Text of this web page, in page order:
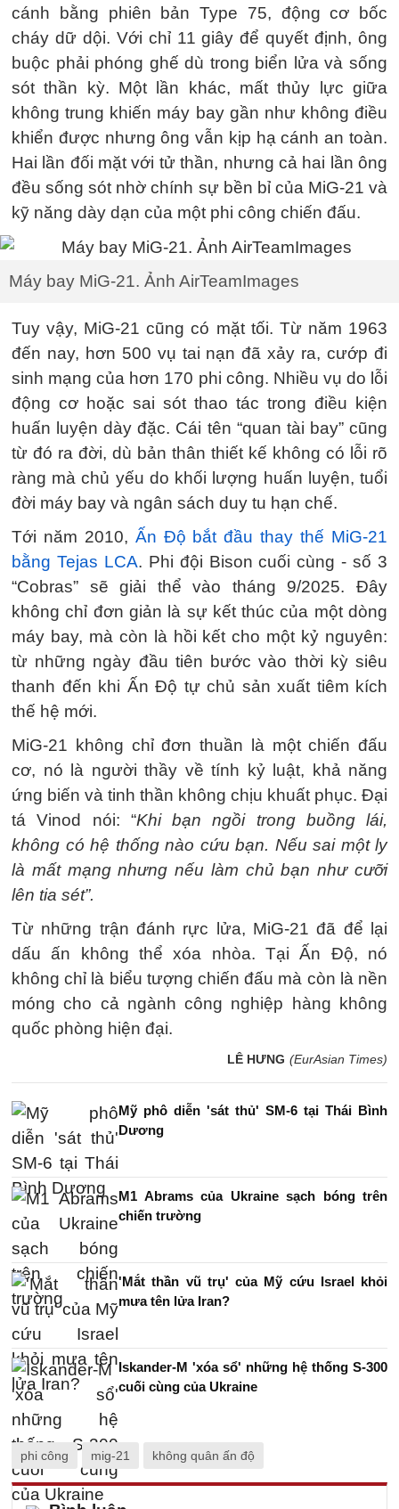
cánh bằng phiên bản Type 75, động cơ bốc
cháy dữ dội. Với chỉ 11 giây để quyết định, ông
buộc phải phóng ghế dù trong biển lửa và sống
sót thần kỳ. Một lần khác, mất thủy lực giữa
không trung khiến máy bay gần như không điều
khiển được nhưng ông vẫn kịp hạ cánh an toàn.
Hai lần đối mặt với tử thần, nhưng cả hai lần ông
đều sống sót nhờ chính sự bền bỉ của MiG-21 và
kỹ năng dày dạn của một phi công chiến đấu.
Máy bay MiG-21. Ảnh AirTeamImages
Tuy vậy, MiG-21 cũng có mặt tối. Từ năm 1963
đến nay, hơn 500 vụ tai nạn đã xảy ra, cướp đi
sinh mạng của hơn 170 phi công. Nhiều vụ do lỗi
động cơ hoặc sai sót thao tác trong điều kiện
huấn luyện dày đặc. Cái tên “quan tài bay” cũng
từ đó ra đời, dù bản thân thiết kế không có lỗi rõ
ràng mà chủ yếu do khối lượng huấn luyện, tuổi
đời máy bay và ngân sách duy tu hạn chế.
Tới năm 2010, Ấn Độ bắt đầu thay thế MiG-21
bằng Tejas LCA. Phi đội Bison cuối cùng - số 3
“Cobras” sẽ giải thể vào tháng 9/2025. Đây
không chỉ đơn giản là sự kết thúc của một dòng
máy bay, mà còn là hồi kết cho một kỷ nguyên:
từ những ngày đầu tiên bước vào thời kỳ siêu
thanh đến khi Ấn Độ tự chủ sản xuất tiêm kích
thế hệ mới.
MiG-21 không chỉ đơn thuần là một chiến đấu
cơ, nó là người thầy về tính kỷ luật, khả năng
ứng biến và tinh thần không chịu khuất phục. Đại
tá Vinod nói: “Khi bạn ngồi trong buồng lái,
không có hệ thống nào cứu bạn. Nếu sai một ly
là mất mạng nhưng nếu làm chủ bạn như cưỡi
lên tia sét”.
Từ những trận đánh rực lửa, MiG-21 đã để lại
dấu ấn không thể xóa nhòa. Tại Ấn Độ, nó
không chỉ là biểu tượng chiến đấu mà còn là nền
móng cho cả ngành công nghiệp hàng không
quốc phòng hiện đại.
LÊ HƯNG (EurAsian Times)
Mỹ phô diễn 'sát thủ' SM-6 tại Thái Bình
Dương
M1 Abrams của Ukraine sạch bóng trên
chiến trường
'Mắt thần vũ trụ' của Mỹ cứu Israel khỏi
mưa tên lửa Iran?
Iskander-M 'xóa sổ' những hệ thống S-300
cuối cùng của Ukraine
phi công mig-21 không quân ấn độ